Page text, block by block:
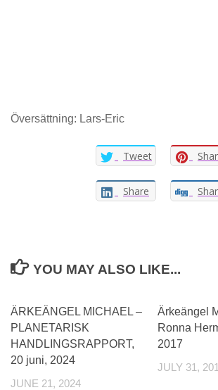
Översättning: Lars-Eric
Tweet
Share
YOU MAY ALSO LIKE...
ÄRKEÄNGEL MICHAEL –
PLANETARISK
HANDLINGSRAPPORT,
20 juni, 2024
JUNE 21, 2024
Ärkeängel
Ronna
2017
JULY 31,